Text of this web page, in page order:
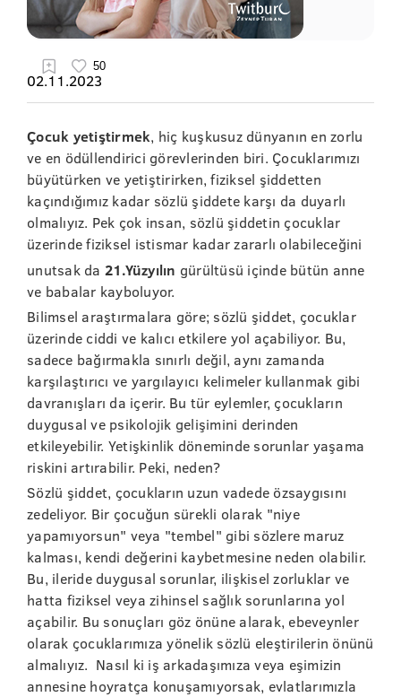
02.11.2023
Çocuk yetiştirmek, hiç kuşkusuz dünyanın en zorlu
ve en ödüllendirici görevlerinden biri. Çocuklarımızı
büyütürken ve yetiştirirken, fiziksel şiddetten
kaçındığımız kadar sözlü şiddete karşı da duyarlı
olmalıyız. Pek çok insan, sözlü şiddetin çocuklar
üzerinde fiziksel istismar kadar zararlı olabileceğini
unutsak da 21.Yüzyılın gürültüsü içinde bütün anne
ve babalar kayboluyor.
Bilimsel araştırmalara göre; sözlü şiddet, çocuklar
üzerinde ciddi ve kalıcı etkilere yol açabiliyor. Bu,
sadece bağırmakla sınırlı değil, aynı zamanda
karşılaştırıcı ve yargılayıcı kelimeler kullanmak gibi
davranışları da içerir. Bu tür eylemler, çocukların
duygusal ve psikolojik gelişimini derinden
etkileyebilir. Yetişkinlik döneminde sorunlar yaşama
riskini artırabilir. Peki, neden?
Sözlü şiddet, çocukların uzun vadede özsaygısını
zedeliyor. Bir çocuğun sürekli olarak "niye
yapamıyorsun" veya "tembel" gibi sözlere maruz
kalması, kendi değerini kaybetmesine neden olabilir.
Bu, ileride duygusal sorunlar, ilişkisel zorluklar ve
hatta fiziksel veya zihinsel sağlık sorunlarına yol
açabilir. Bu sonuçları göz önüne alarak, ebeveynler
olarak çocuklarımıza yönelik sözlü eleştirilerin önünü
almalıyız. Nasıl ki iş arkadaşımıza veya eşimizin
annesine hoyratça konuşamıyorsak, evlatlarımızla